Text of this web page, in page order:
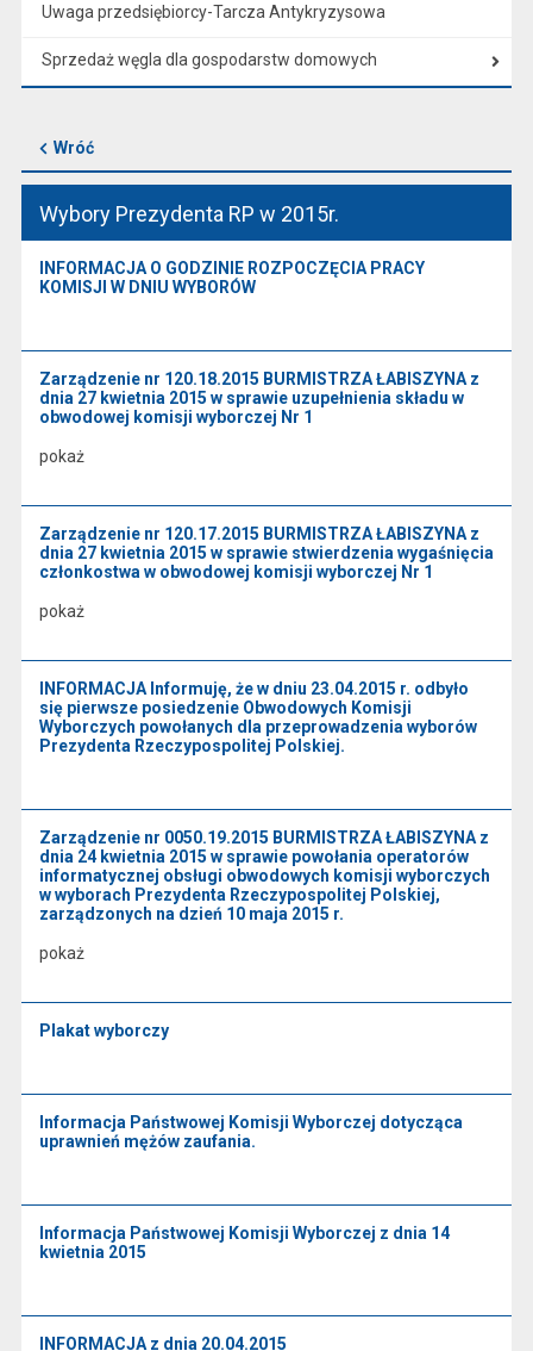
Uwaga przedsiębiorcy-Tarcza Antykryzysowa
Sprzedaż węgla dla gospodarstw domowych
Wróć
Wybory Prezydenta RP w 2015r.
INFORMACJA O GODZINIE ROZPOCZĘCIA PRACY
KOMISJI W DNIU WYBORÓW
Zarządzenie nr 120.18.2015 BURMISTRZA ŁABISZYNA z
dnia 27 kwietnia 2015 w sprawie uzupełnienia składu w
obwodowej komisji wyborczej Nr 1
pokaż
Zarządzenie nr 120.17.2015 BURMISTRZA ŁABISZYNA z
dnia 27 kwietnia 2015 w sprawie stwierdzenia wygaśnięcia
członkostwa w obwodowej komisji wyborczej Nr 1
pokaż
INFORMACJA Informuję, że w dniu 23.04.2015 r. odbyło
się pierwsze posiedzenie Obwodowych Komisji
Wyborczych powołanych dla przeprowadzenia wyborów
Prezydenta Rzeczypospolitej Polskiej.
Zarządzenie nr 0050.19.2015 BURMISTRZA ŁABISZYNA z
dnia 24 kwietnia 2015 w sprawie powołania operatorów
informatycznej obsługi obwodowych komisji wyborczych
w wyborach Prezydenta Rzeczypospolitej Polskiej,
zarządzonych na dzień 10 maja 2015 r.
pokaż
Plakat wyborczy
Informacja Państwowej Komisji Wyborczej dotycząca
uprawnień mężów zaufania.
Informacja Państwowej Komisji Wyborczej z dnia 14
kwietnia 2015
INFORMACJA z dnia 20.04.2015